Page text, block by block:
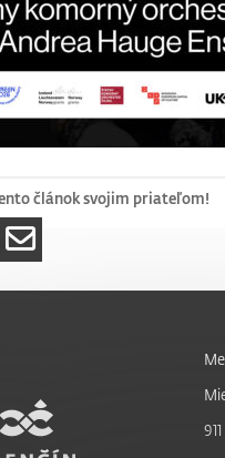
článok svojim priateľom!